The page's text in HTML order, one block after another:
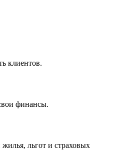
клиентов.
финансы.
льгот и страховых